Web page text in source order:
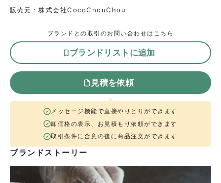
販売元： 株式会社CocoChouChou
ブランドとの取引のお問い合わせはこちら
ブランドリストに追加
見積を依頼
メッセージ機能で直接やりとりができます
卸価格の表示、お見積もり依頼ができます
取引条件に合意の後に商品注文ができます
ブランドストーリー